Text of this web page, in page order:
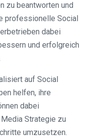
zu beantworten und
professionelle Social
dabei
und erfolgreich
auf Social
helfen, ihre
dabei
Strategie zu
umzusetzen.